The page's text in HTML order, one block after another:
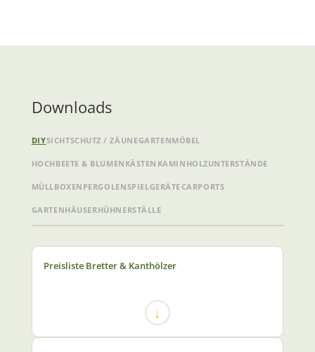
Downloads
DIYSICHTSCHUTZ / ZÄUNEGARTENMÖBEL
HOCHBEETE & BLUMENKÄSTEN KAMINHOLZUNTERSTÄNDE
MÜLLBOXEN PERGOLENSPIELGERÄTE CARPORTS
GARTENHÄUSERHÜHNERSTÄLLE
Preisliste Bretter & Kanthölzer
↓